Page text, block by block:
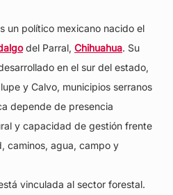
un político mexicano nacido el
del Parral, Chihuahua. Su
en el sur del estado,
y Calvo, municipios serranos
depende de presencia
y capacidad de gestión frente
caminos, agua, campo y
vinculada al sector forestal.